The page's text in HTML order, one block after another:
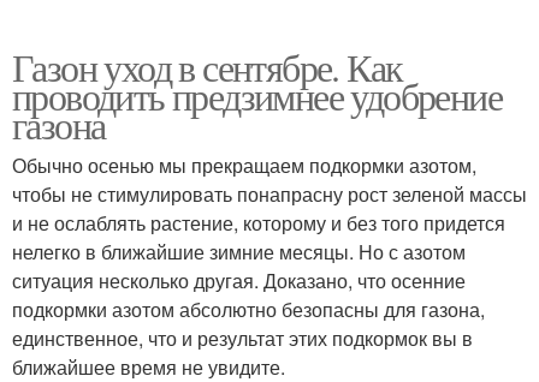
Газон уход в сентябре. Как
проводить предзимнее удобрение
газона
Обычно осенью мы прекращаем подкормки азотом,
чтобы не стимулировать понапрасну рост зеленой массы
и не ослаблять растение, которому и без того придется
нелегко в ближайшие зимние месяцы. Но с азотом
ситуация несколько другая. Доказано, что осенние
подкормки азотом абсолютно безопасны для газона,
единственное, что и результат этих подкормок вы в
ближайшее время не увидите.